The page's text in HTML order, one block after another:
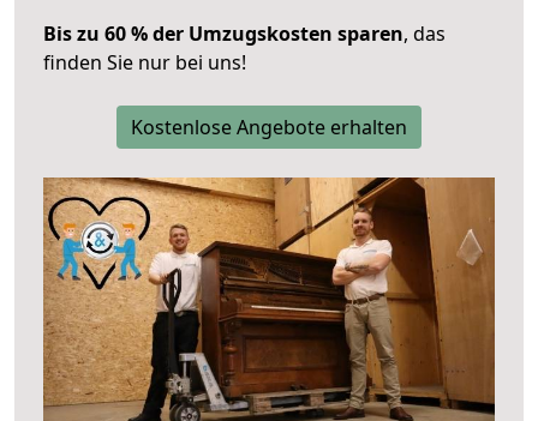
Bis zu 60 % der Umzugskosten sparen, das
finden Sie nur bei uns!
Kostenlose Angebote erhalten